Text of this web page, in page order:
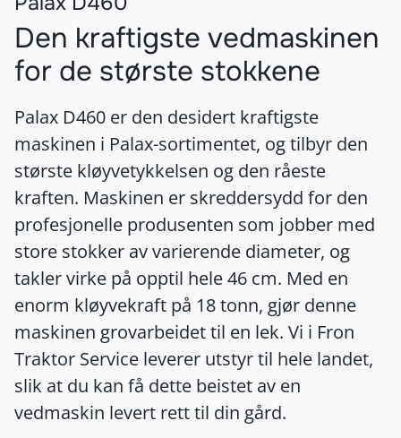
Den kraftigste vedmaskinen
for de største stokkene
Palax D460 er den desidert kraftigste
maskinen i Palax-sortimentet, og tilbyr den
største kløyvetykkelsen og den råeste
kraften. Maskinen er skreddersydd for den
profesjonelle produsenten som jobber med
store stokker av varierende diameter, og
takler virke på opptil hele 46 cm. Med en
enorm kløyvekraft på 18 tonn, gjør denne
maskinen grovarbeidet til en lek. Vi i Fron
Traktor Service leverer utstyr til hele landet,
slik at du kan få dette beistet av en
vedmaskin levert rett til din gård.